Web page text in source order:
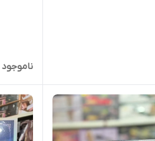
ناموجود